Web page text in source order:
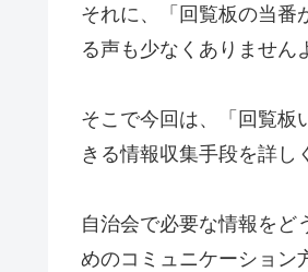
それに、「回覧板の当
る声も少なくありません
そこで今回は、「回覧板
きる情報収集手段を詳し
自治会で必要な情報をど
めのコミュニケーション